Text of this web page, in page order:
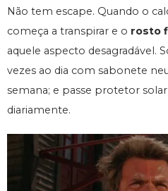
Não tem escape. Quando o
começa a transpirar e o rosto
aquele aspecto desagradável.
vezes ao dia com sabonete
semana; e passe protetor
diariamente.